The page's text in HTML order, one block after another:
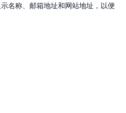
名称、邮箱地址和网站地址，以便